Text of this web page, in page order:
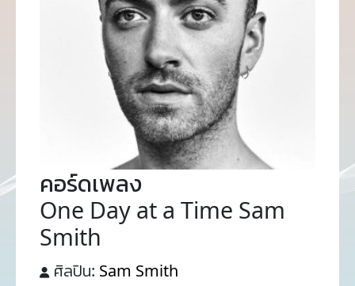
คอร์ดเพลง
One Day at a Time Sam
Smith
ศิลปิน: Sam Smith